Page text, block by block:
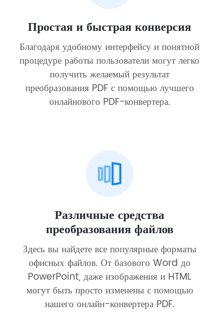
Простая и быстрая конверсия
Благодаря удобному интерфейсу и понятной
процедуре работы пользователи могут легко
получить желаемый результат
преобразования PDF с помощью лучшего
онлайнового PDF-конвертера.
Различные средства
преобразования файлов
Здесь вы найдете все популярные форматы
офисных файлов. От базового Word до
PowerPoint, даже изображения и HTML
могут быть просто изменены с помощью
нашего онлайн-конвертера PDF.